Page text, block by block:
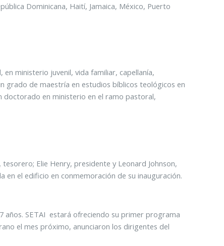
Dominicana, Haití, Jamaica, México, Puerto
ministerio juvenil, vida familiar, capellanía,
grado de maestría en estudios bíblicos teológicos en
en ministerio en el ramo pastoral,
Elie Henry, presidente y Leonard Johnson,
en el edificio en conmemoración de su inauguración.
años. SETAI estará ofreciendo su primer programa
el mes próximo, anunciaron los dirigentes del